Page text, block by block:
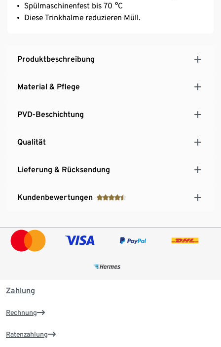
Spülmaschinenfest bis 70 °C
Diese Trinkhalme reduzieren Müll.
Produktbeschreibung
Material & Pflege
PVD-Beschichtung
Qualität
Lieferung & Rücksendung
Kundenbewertungen
Zahlung
Rechnung
Ratenzahlung